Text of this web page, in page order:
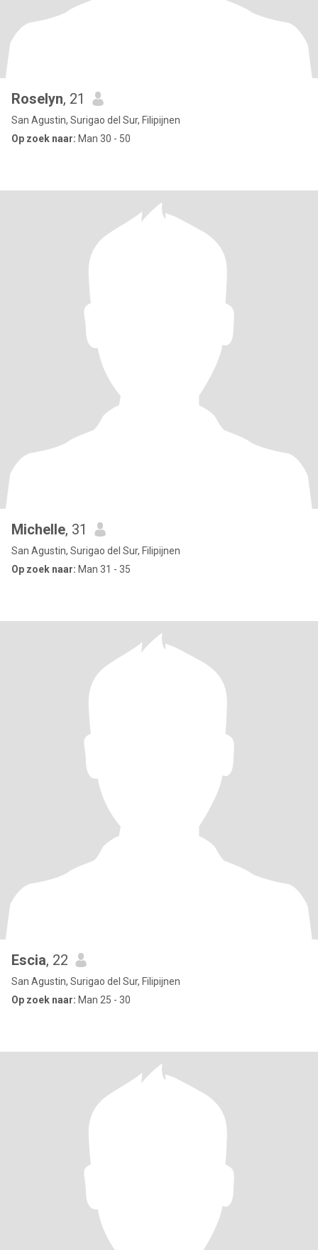
Roselyn, 21
San Agustin, Surigao del Sur, Filipijnen
Op zoek naar: Man 30 - 50
Michelle, 31
San Agustin, Surigao del Sur, Filipijnen
Op zoek naar: Man 31 - 35
Escia, 22
San Agustin, Surigao del Sur, Filipijnen
Op zoek naar: Man 25 - 30